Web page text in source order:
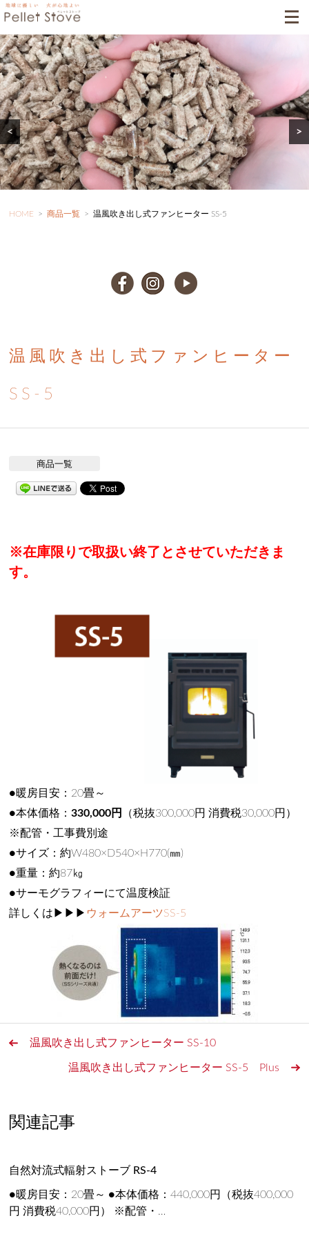
< >
HOME >商品一覧 >温風吹き出し式ファンヒーター SS-5
温風吹き出し式ファンヒーター
SS-5
商品一覧
※在庫限りで取扱い終了とさせていただきま
す。
●暖房目安：20畳～
●本体価格：330,000円
（税抜300,000円 消費税30,000円）
※配管・工事費別途
●サイズ：約W480×D540×H770(㎜)
●重量：約87㎏
●サーモグラフィーにて温度検証
詳しくは▶▶▶ ウォームアーツSS-5
温風吹き出し式ファンヒーター SS-10
温風吹き出し式ファンヒーター SS-5 Plus
関連記事
自然対流式輻射ストーブ RS-4
●暖房目安：20畳～ ●本体価格：440,000円（税抜400,000
円 消費税40,000円） ※配管・…